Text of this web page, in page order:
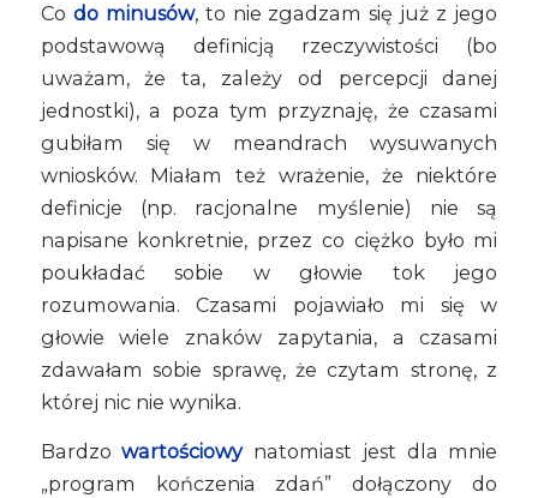
Co do minusów, to nie zgadzam się już z jego
podstawową definicją rzeczywistości (bo
uważam, że ta, zależy od percepcji danej
jednostki), a poza tym przyznaję, że czasami
gubiłam się w meandrach wysuwanych
wniosków. Miałam też wrażenie, że niektóre
definicje (np. racjonalne myślenie) nie są
napisane konkretnie, przez co ciężko było mi
poukładać sobie w głowie tok jego
rozumowania. Czasami pojawiało mi się w
głowie wiele znaków zapytania, a czasami
zdawałam sobie sprawę, że czytam stronę, z
której nic nie wynika.
Bardzowartościowynatomiast jest dla mnie
„program kończenia zdań” dołączony do